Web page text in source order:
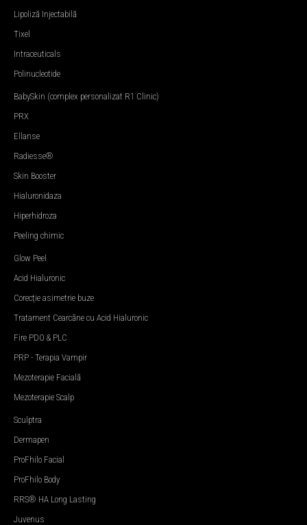
Sculptra
Dermapen
ProFhilo Facial
ProFhilo Body
RRS® HA Long Lasting
Juvenus
Glow Peel
Acid Hialuronic
Corecție asimetrie buze
Tratament Cearcăne cu Acid Hialuronic
Fire PDO & PLC
PRP - Terapia Vampir
Mezoterapie Facială
Mezoterapie Scalp
BabySkin (complex personalizat R1 Clinic)
PRX
Ellanse
Radiesse®
Skin Booster
Hialuronidaza
Hiperhidroza
Peeling chimic
Lipoliză Injectabilă
Tixel
Intraceuticals
Polinucleotide